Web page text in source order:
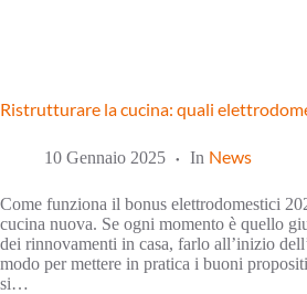
Ristrutturare la cucina: quali
10 Gennaio 2025 In News
Come funziona il bonus elettrodomestici
cucina nuova. Se ogni momento è quello
dei rinnovamenti in casa, farlo all’inizio
modo per mettere in pratica i buoni
si…